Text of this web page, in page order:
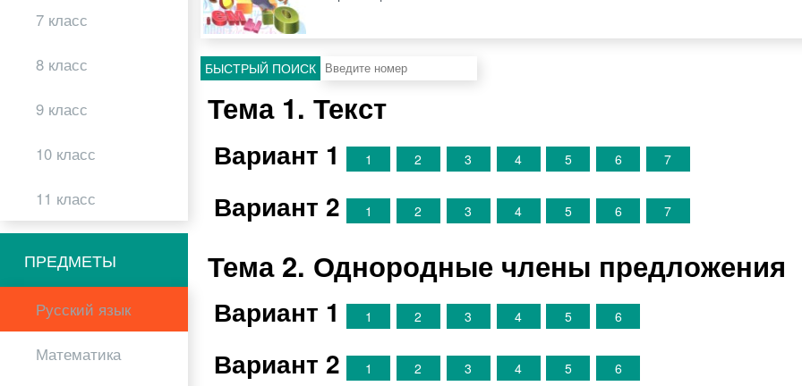
7 класс
8 класс
9 класс
10 класс
11 класс
ПРЕДМЕТЫ
Русский язык
Математика
БЫСТРЫЙ ПОИСК
Тема 1. Текст
Вариант 1 1 2 3 4 5 6 7
Вариант 2 1 2 3 4 5 6 7
Тема 2. Однородные члены предложения
Вариант 1 1 2 3 4 5 6
Вариант 2 1 2 3 4 5 6